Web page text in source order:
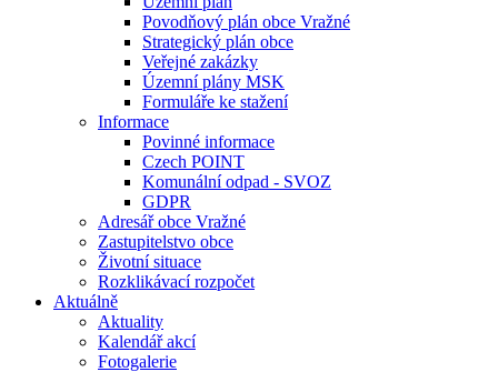
Povodňový plán obce Vražné
Strategický plán obce
Veřejné zakázky
Územní plány MSK
Formuláře ke stažení
Informace
Povinné informace
Czech POINT
Komunální odpad - SVOZ
GDPR
Adresář obce Vražné
Zastupitelstvo obce
Životní situace
Rozklikávací rozpočet
Aktuálně
Aktuality
Kalendář akcí
Fotogalerie